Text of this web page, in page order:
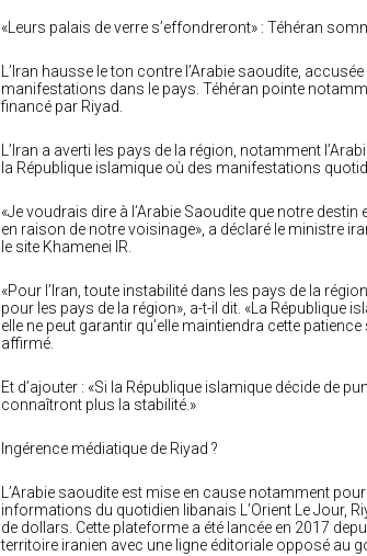
«Leurs palais de verre s’effondreront» : Téhéran
L’Iran hausse le ton contre l’Arabie saoudite,
manifestations dans le pays. Téhéran pointe
financé par Riyad.
L’Iran a averti les pays de la région, notamment
la République islamique où des manifestations
«Je voudrais dire à l’Arabie Saoudite que notre
en raison de notre voisinage», a déclaré le ministre
le site Khamenei IR.
«Pour l’Iran, toute instabilité dans les pays de la
pour les pays de la région», a-t-il dit. «La République
elle ne peut garantir qu’elle maintiendra cette
affirmé.
Et d’ajouter : «Si la République islamique décide de
connaîtront plus la stabilité.»
Ingérence médiatique de Riyad ?
L’Arabie saoudite est mise en cause notamment
informations du quotidien libanais L’Orient Le Jour,
de dollars. Cette plateforme a été lancée en 2017
territoire iranien avec une ligne éditoriale opposé au